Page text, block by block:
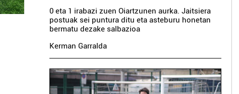
0 eta 1 irabazi zuen Oiartzunen aurka. Jaitsiera
postuak sei puntura ditu eta asteburu honetan
bermatu dezake salbazioa
Kerman Garralda